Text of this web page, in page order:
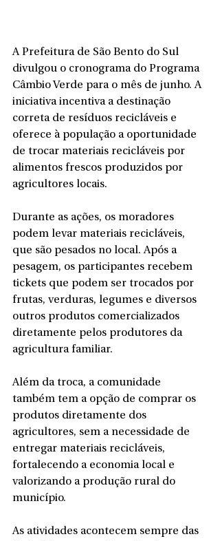
A Prefeitura de São Bento do Sul
divulgou o cronograma do Programa
Câmbio Verde para o mês de junho. A
iniciativa incentiva a destinação
correta de resíduos recicláveis e
oferece à população a oportunidade
de trocar materiais recicláveis por
alimentos frescos produzidos por
agricultores locais.
Durante as ações, os moradores
podem levar materiais recicláveis,
que são pesados no local. Após a
pesagem, os participantes recebem
tickets que podem ser trocados por
frutas, verduras, legumes e diversos
outros produtos comercializados
diretamente pelos produtores da
agricultura familiar.
Além da troca, a comunidade
também tem a opção de comprar os
produtos diretamente dos
agricultores, sem a necessidade de
entregar materiais recicláveis,
fortalecendo a economia local e
valorizando a produção rural do
município.
As atividades acontecem sempre das